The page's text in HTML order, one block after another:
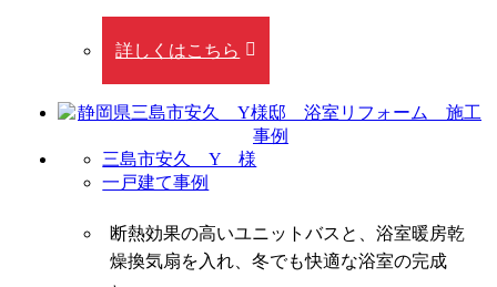
詳しくはこちら
三島市安久 Y 様
一戸建て事例
断熱効果の高いユニットバスと、浴室暖房乾
燥換気扇を入れ、冬でも快適な浴室の完成